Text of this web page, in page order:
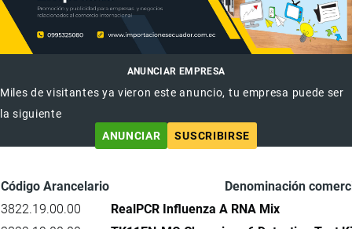
ANUNCIAR EMPRESA
Miles de visitantes ya vieron este anuncio, tu empresa puede ser
la siguiente
ANUNCIAR
SUSCRIBIRSE
Código Arancelario
Denominación
3822.19.00.00
RealPCR Influenza A RNA Mix